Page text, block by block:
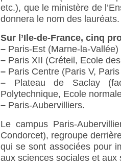
etc.), que le ministère de
donnera le nom des lauréats.
Sur l’Ile-de-France, cinq
– Paris-Est (Marne-la-Vallée)
– Paris XII (Créteil, Ecole
– Paris Centre (Paris V,
– Plateau de Saclay
Polytechnique, Ecole
– Paris-Aubervilliers.
Le campus Paris-
Condorcet), regroupe
qui se sont associées pour
aux sciences sociales et aux